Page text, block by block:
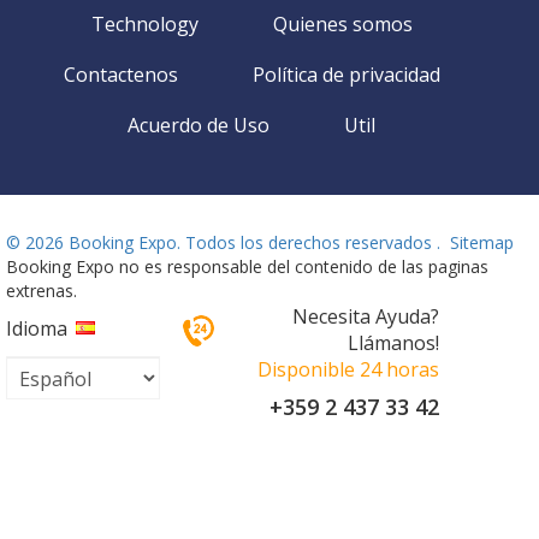
Technology
Quienes somos
Contactenos
Política de privacidad
Acuerdo de Uso
Util
© 2026 Booking Expo. Todos los derechos reservados . Sitemap
Booking Expo no es responsable del contenido de las paginas
extrenas.
Idioma
Necesita Ayuda?
Llámanos!
Disponible 24 horas
+359 2 437 33 42